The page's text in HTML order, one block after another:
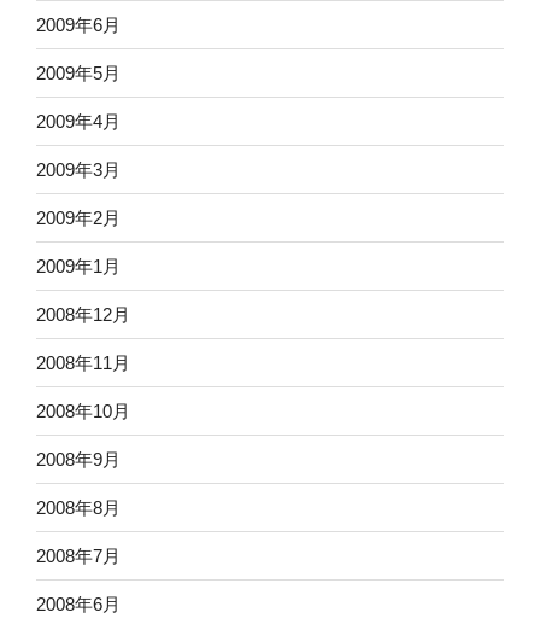
2009年6月
2009年5月
2009年4月
2009年3月
2009年2月
2009年1月
2008年12月
2008年11月
2008年10月
2008年9月
2008年8月
2008年7月
2008年6月